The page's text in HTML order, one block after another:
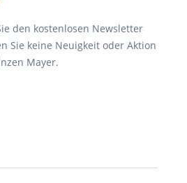
den kostenlosen Newsletter
Sie keine Neuigkeit oder Aktion
Mayer.